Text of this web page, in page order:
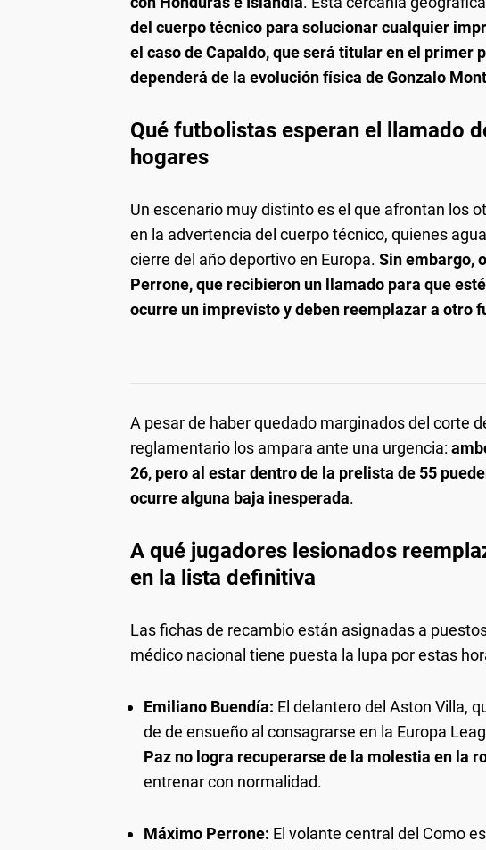
del cuerpo técnico para solucionar cualquier
el caso de Capaldo, que será titular en el primer
dependerá de la evolución física de Gonzalo
Qué futbolistas esperan el llamado
hogares
Un escenario muy distinto es el que afrontan los
en la advertencia del cuerpo técnico, quienes
cierre del año deportivo en Europa. Sin embargo,
Perrone, que recibieron un llamado para que
ocurre un imprevisto y deben reemplazar a otro
A pesar de haber quedado marginados del corte
reglamentario los ampara ante una urgencia:
26, pero al estar dentro de la prelista de 55
ocurre alguna baja inesperada.
A qué jugadores lesionados
en la lista definitiva
Las fichas de recambio están asignadas a
médico nacional tiene puesta la lupa por estas
Emiliano Buendía: El delantero del Aston Villa,
de de ensueño al consagrarse en la Europa
Paz no logra recuperarse de la molestia en la
entrenar con normalidad.
Máximo Perrone: El volante central del Como